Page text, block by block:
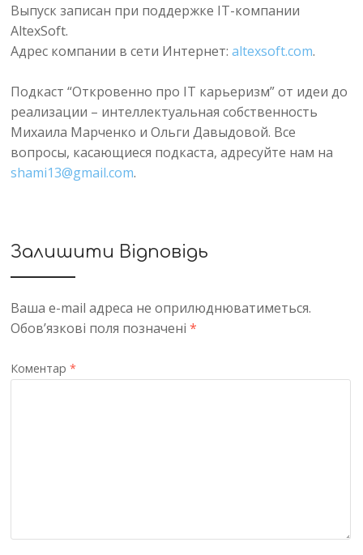
Выпуск записан при поддержке IT-компании
AltexSoft.
Адрес компании в сети Интернет:altexsoft.com.
Подкаст “Откровенно про IT карьеризм” от идеи до
реализации – интеллектуальная собственность
Михаила Марченко и Ольги Давыдовой. Все
вопросы, касающиеся подкаста, адресуйте нам на
shami13@gmail.com.
Залишити Відповідь
Ваша e-mail адреса не оприлюднюватиметься.
Обов’язкові поля позначені*
Коментар*